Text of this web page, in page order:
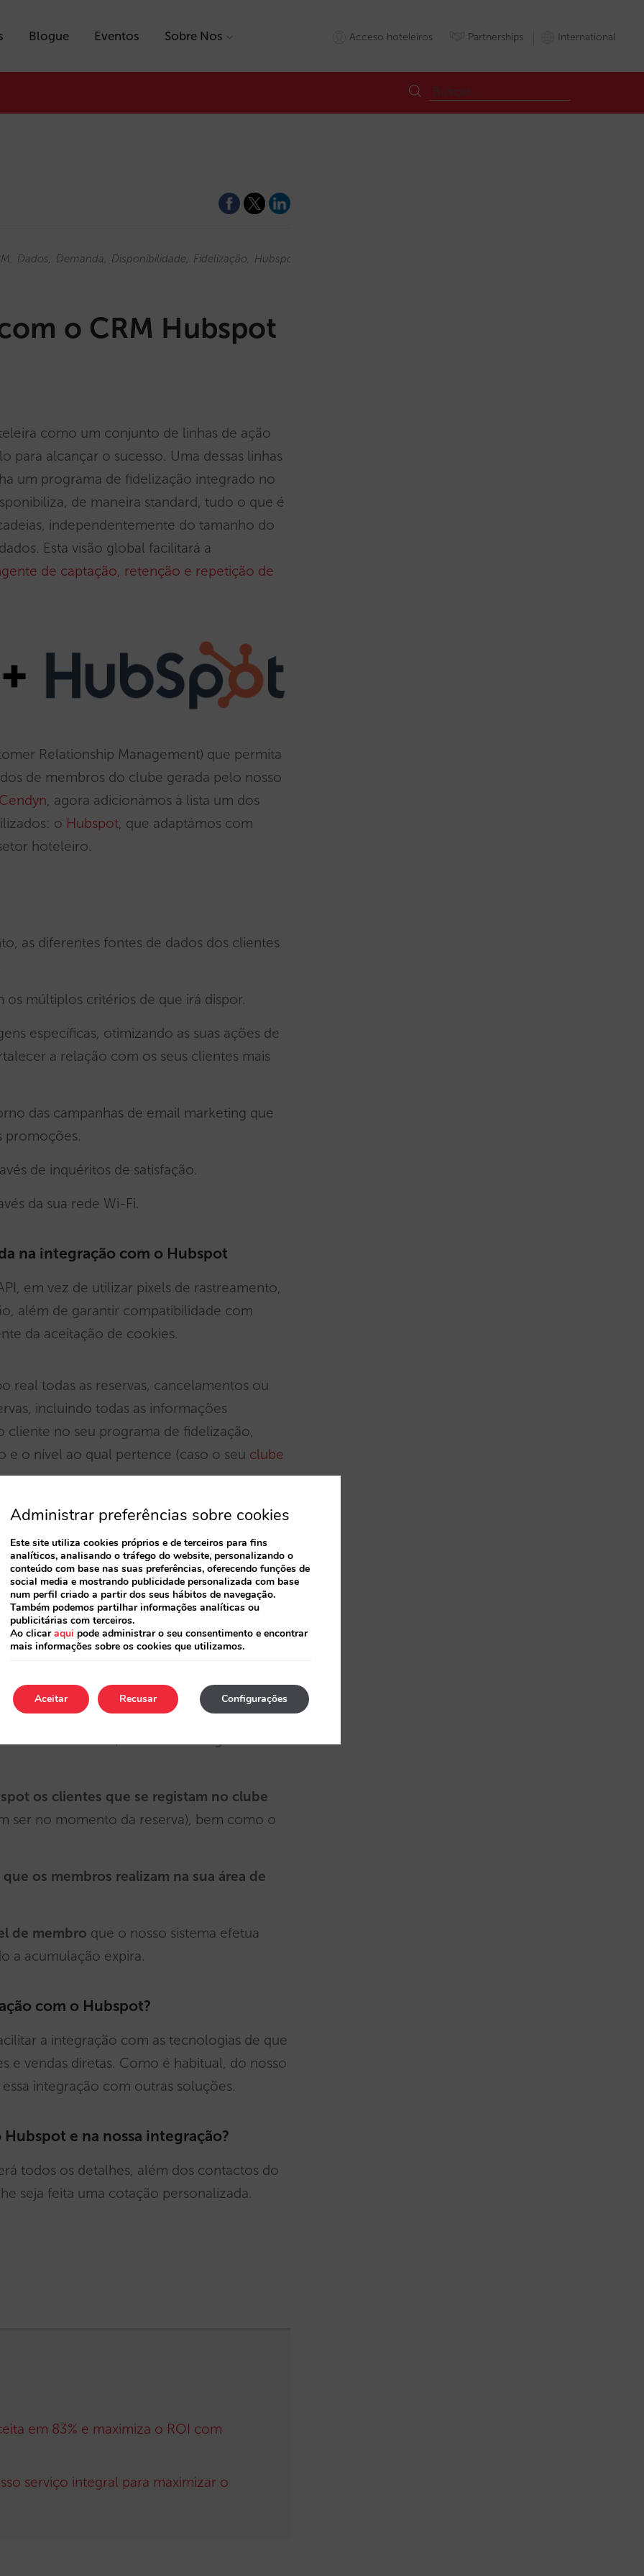
Blogue Eventos Sobre Nos Acceso hoteleiros Partnerships International
Dados Demanda Disponibilidade Fidelização Hubspot
o CRM Hubspot
como um conjunto de linhas de ação
para alcançar o sucesso. Uma dessas linhas
um programa de fidelização integrado no
de maneira standard, tudo o que é
independentemente do tamanho do
Esta visão global facilitará a
de captação, retenção e repetição de
Relationship Management) que permita
de membros do clube gerada pelo nosso
, agora adicionámos à lista um dos
o Hubspot, que adaptámos com
hoteleiro.
as diferentes fontes de dados dos clientes
múltiplos critérios de que irá dispor.
específicas, otimizando as suas ações de
a relação com os seus clientes mais
das campanhas de email marketing que
promoções.
de inquéritos de satisfação.
da sua rede Wi-Fi.
na integração com o Hubspot
em vez de utilizar pixels de rastreamento,
além de garantir compatibilidade com
da aceitação de cookies.
real todas as reservas, cancelamentos ou
incluindo todas as informações
cliente no seu programa de fidelização,
e o nível ao qual pertence (caso o seu clube
de melhoria é identificar todos
reservas. Para isso, enviamos ao
e preço realizadas pelos membros
de reservas, permitindo que entre em
reserva e identifique problemas de
essencial é sincronizar a sua base de dados
com a primeira reserva(“Book &
os eventos (a reserva e o registo de
os clientes que se registam no clube
ser no momento da reserva), bem como o
os membros realizam na sua área de
de membro que o nosso sistema efetua
a acumulação expira.
com o Hubspot?
a integração com as tecnologias de que
e vendas diretas. Como é habitual, do nosso
integração com outras soluções.
e na nossa integração?
todos os detalhes, além dos contactos do
seja feita uma cotação personalizada.
em 83% e maximiza o ROI com
serviço integral para maximizar o
Administrar preferências sobre cookies
Este site utiliza cookies próprios e de terceiros para fins
analíticos, analisando o tráfego do website, personalizando o
conteúdo com base nas suas preferências, oferecendo funções de
social media e mostrando publicidade personalizada com base
num perfil criado a partir dos seus hábitos de navegação.
Também podemos partilhar informações analíticas ou
publicitárias com terceiros.
Ao clicaraqui pode administrar o seu consentimento e encontrar
mais informações sobre os cookies que utilizamos.
Aceitar Configurações
Recusar